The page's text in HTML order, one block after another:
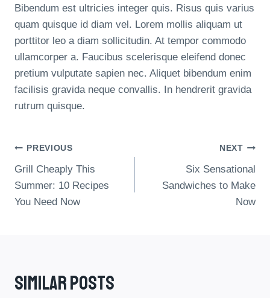
Bibendum est ultricies integer quis. Risus quis varius
quam quisque id diam vel. Lorem mollis aliquam ut
porttitor leo a diam sollicitudin. At tempor commodo
ullamcorper a. Faucibus scelerisque eleifend donec
pretium vulputate sapien nec. Aliquet bibendum enim
facilisis gravida neque convallis. In hendrerit gravida
rutrum quisque.
Post
Navigation
PREVIOUS
Grill Cheaply This
Summer: 10 Recipes
You Need Now
NEXT
Six Sensational
Sandwiches to Make
Now
Similar Posts